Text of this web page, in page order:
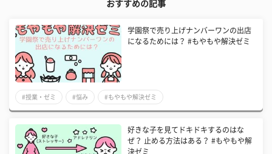
おすすめの記事
学園祭で売り上げナンバーワンの出店
になるためには？ #もやもや解決ゼミ
#授業・ゼミ #悩み #もやもや解決ゼミ
好きな子を見てドキドキするのはな
ぜ？ 止める方法はある？ #もやもや解
決ゼミ